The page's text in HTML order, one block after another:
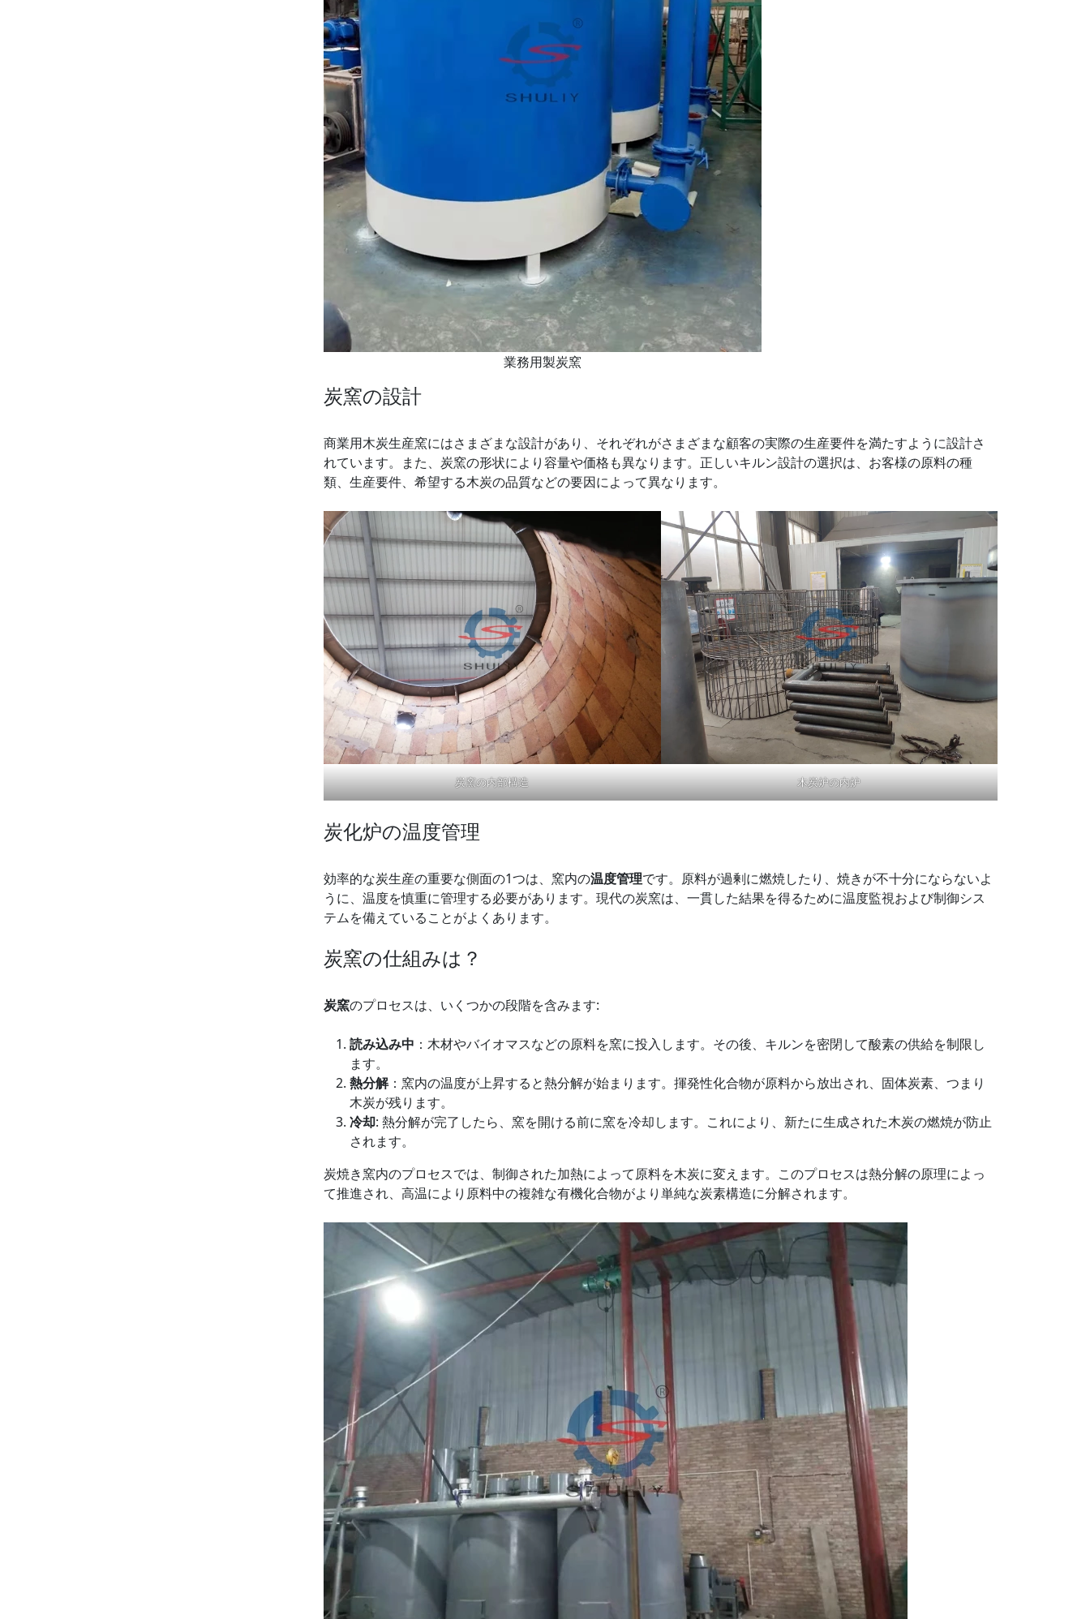
業務用製炭窯
炭窯の設計
商業用木炭生産窯にはさまざまな設計があり、それぞれがさまざまな顧客の実際の生産要件を満たすように設計さ
れています。また、炭窯の形状により容量や価格も異なります。正しいキルン設計の選択は、お客様の原料の種
類、生産要件、希望する木炭の品質などの要因によって異なります。
炭窯の内部構造 木炭炉の内炉
炭化炉の温度管理
効率的な炭生産の重要な側面の1つは、窯内の温度管理です。原料が過剰に燃焼したり、焼きが不十分にならないよ
うに、温度を慎重に管理する必要があります。現代の炭窯は、一貫した結果を得るために温度監視および制御シス
テムを備えていることがよくあります。
炭窯の仕組みは？
炭窯のプロセスは、いくつかの段階を含みます:
読み込み中 ：木材やバイオマスなどの原料を窯に投入します。その後、キルンを密閉して酸素の供給を制限し
ます。
熱分解：窯内の温度が上昇すると熱分解が始まります。揮発性化合物が原料から放出され、固体炭素、つまり
木炭が残ります。
冷却: 熱分解が完了したら、窯を開ける前に窯を冷却します。これにより、新たに生成された木炭の燃焼が防止
されます。
炭焼き窯内のプロセスでは、制御された加熱によって原料を木炭に変えます。このプロセスは熱分解の原理によっ
て推進され、高温により原料中の複雑な有機化合物がより単純な炭素構造に分解されます。